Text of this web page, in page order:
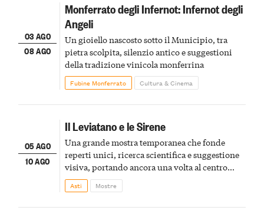
03 AGO
08 AGO
Monferrato degli Infernot: Infernot degli
Angeli
Un gioiello nascosto sotto il Municipio, tra
pietra scolpita, silenzio antico e suggestioni
della tradizione vinicola monferrina
Fubine Monferrato Cultura & Cinema
05 AGO
10 AGO
Il Leviatano e le Sirene
Una grande mostra temporanea che fonde
reperti unici, ricerca scientifica e suggestione
visiva, portando ancora una volta al centro
della scena le meraviglie del passato astigiano
Asti Mostre